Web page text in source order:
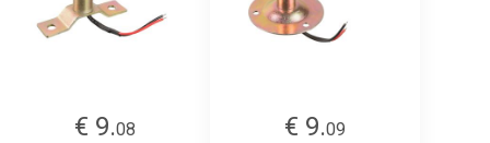
€ 9.08
€ 9.09